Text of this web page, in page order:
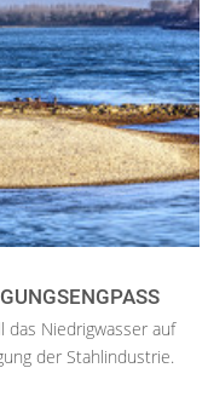
das Niedrigwasser auf
der Stahlindustrie.